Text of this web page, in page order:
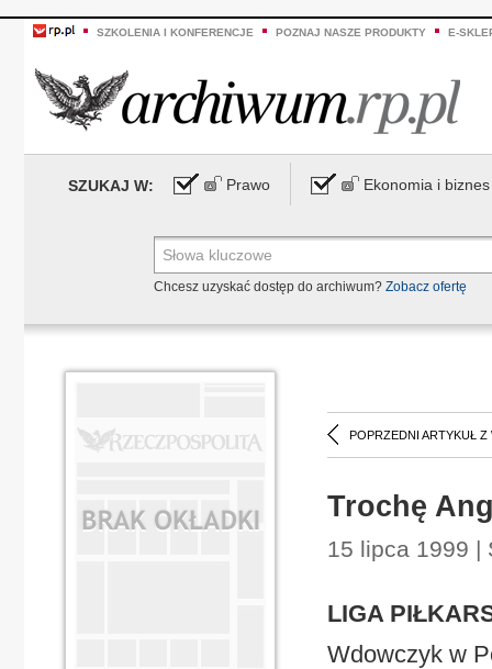
SZKOLENIA I KONFERENCJE POZNAJ NASZE PRODUKTY E-
SZUKAJ W: Prawo Ekonomia i biznes
Chcesz uzyskać dostęp do archiwum? Zobacz ofertę
POPRZEDNI ARTYKUŁ Z
Trochę
15 lipca 1999 |
LIGA
Wdowczyk w